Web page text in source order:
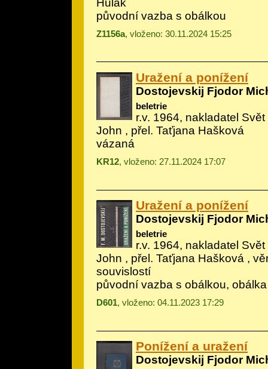
Hulák
původní vazba s obálkou
Z1156a, vloženo: 30.11.2024 15:25
Uražení a ponížení
Dostojevskij Fjodor
beletrie
r.v. 1964, nakladatel
John , přel. Taťjana Hašková
vázaná
KR12, vloženo: 27.11.2024 17:07
Uražení a ponížení
Dostojevskij Fjodor
beletrie
r.v. 1964, nakladatel
John , přel. Taťjana Hašková ,
souvislostí
původní vazba s obálkou,
D601, vloženo: 04.11.2023 17:29
Ponížení a uražení
Dostojevskij Fjodor